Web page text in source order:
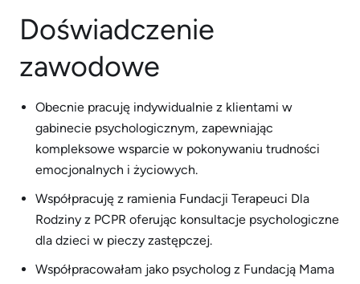
Doświadczenie
zawodowe
Obecnie pracuję indywidualnie z klientami w
gabinecie psychologicznym, zapewniając
kompleksowe wsparcie w pokonywaniu trudności
emocjonalnych i życiowych.
Współpracuję z ramienia Fundacji Terapeuci Dla
Rodziny z PCPR oferując konsultacje psychologiczne
dla dzieci w pieczy zastępczej.
Współpracowałam jako psycholog z Fundacją Mama